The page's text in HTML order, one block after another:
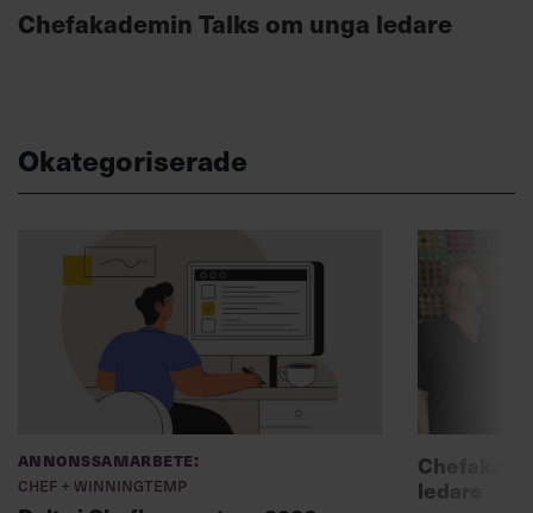
Chefakademin Talks om unga ledare
Okategoriserade
Annonssamarbete:
Chef + Winningtemp
ledare